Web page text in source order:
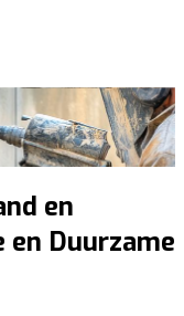
en
en Duurzame